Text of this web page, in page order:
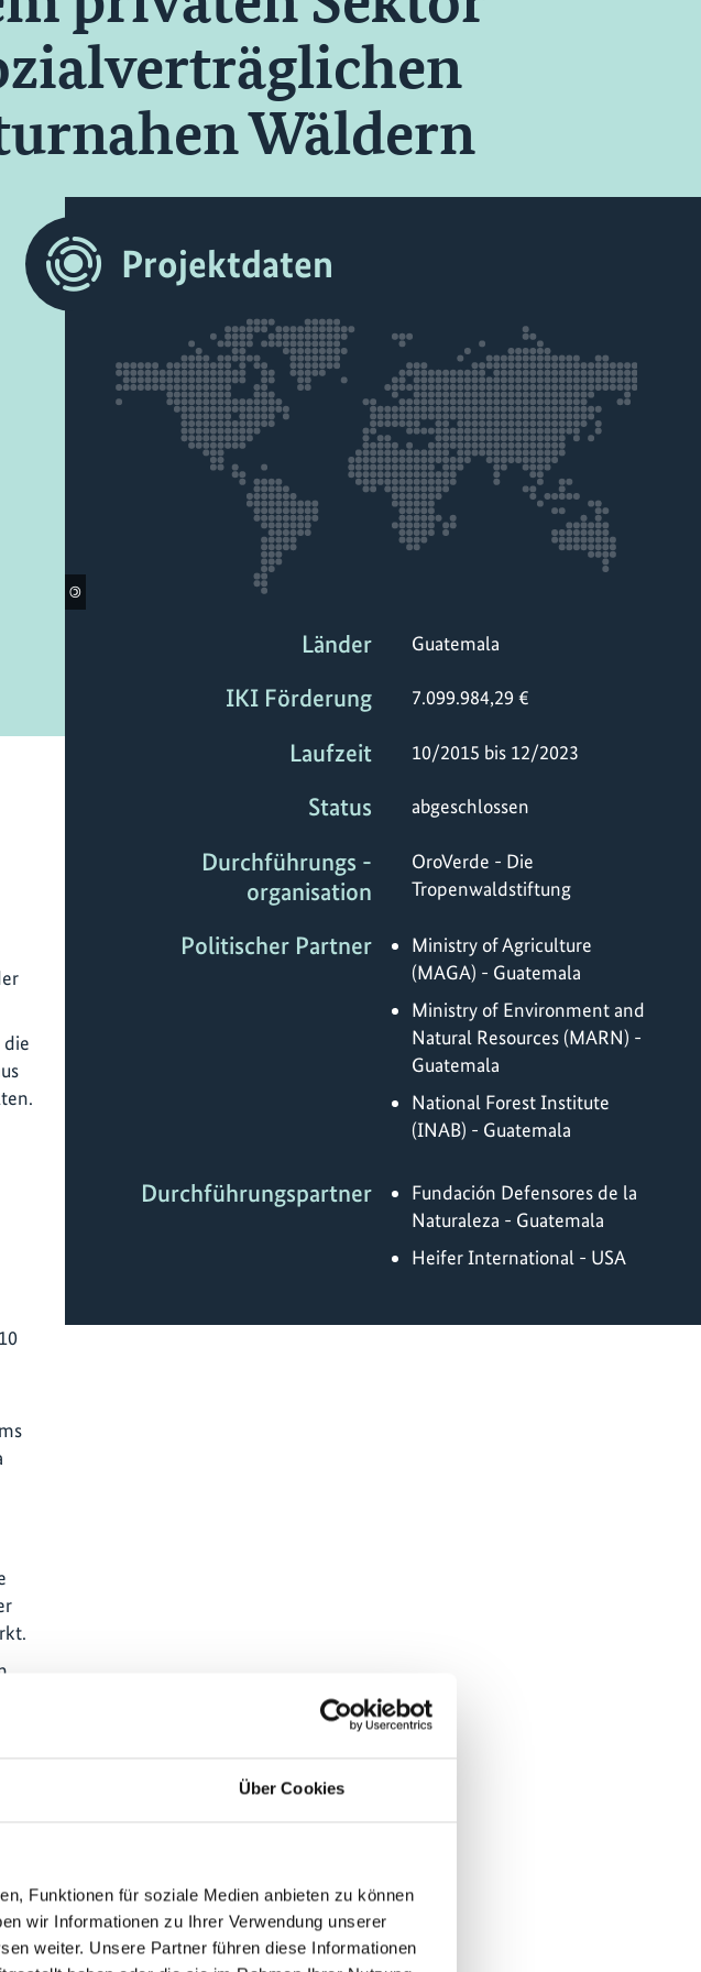
Über Cookies
Funktionen für soziale Medien anbieten zu können
wir Informationen zu Ihrer Verwendung unserer
weiter. Unsere Partner führen diese Informationen
Wäldern
Projektdaten
©
Länder Guatemala
IKI Förderung 7.099.984,29 €
Laufzeit 10/2015 bis 12/2023
Status abgeschlossen
Durchführungs -
organisation
OroVerde - Die
Tropenwaldstiftung
Politischer Partner
Ministry of Agriculture
(MAGA) - Guatemala
Ministry of Environment and
Natural Resources (MARN) -
Guatemala
National Forest Institute
(INAB) - Guatemala
Durchführungspartner
Fundación Defensores de la
Naturaleza - Guatemala
Heifer International - USA
in